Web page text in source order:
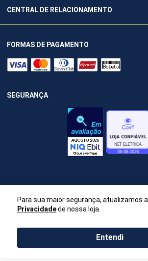
Para sua maior segurança, atualizamos a
Privacidadede nossa loja.
Entendi
CENTRAL DE RELACIONAMENTO
FORMAS DE PAGAMENTO
SEGURANÇA